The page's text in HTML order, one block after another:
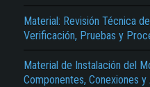
Material: Revisión Técnica
Verificación, Pruebas y
Material de Instalación del
Componentes, Conexiones